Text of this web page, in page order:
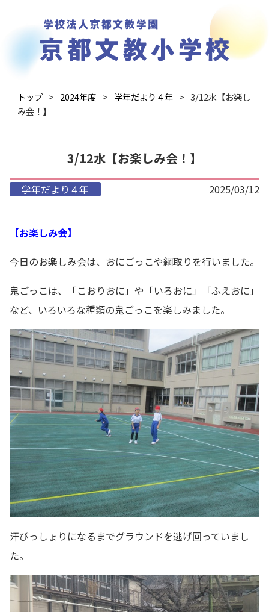
トップ 2024年度 学年だより４年
3/12水【お楽し
み会！】
3/12水【お楽しみ会！】
学年だより４年 2025/03/12
【お楽しみ会】
今日のお楽しみ会は、おにごっこや綱取りを行いました。
鬼ごっこは、「こおりおに」や「いろおに」「ふえおに」
など、いろいろな種類の鬼ごっこを楽しみました。
汗びっしょりになるまでグラウンドを逃げ回っていまし
た。